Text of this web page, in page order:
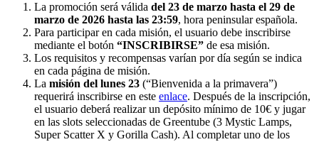
La promoción será válida del 23 de marzo hasta el 29 de
marzo de 2026 hasta las 23:59, hora peninsular española.
Para participar en cada misión, el usuario debe inscribirse
mediante el botón “INSCRIBIRSE” de esa misión.
Los requisitos y recompensas varían por día según se indica
en cada página de misión.
La misión del lunes 23 (“Bienvenida a la primavera”)
requerirá inscribirse en este enlace. Después de la inscripción,
el usuario deberá realizar un depósito mínimo de 10€ y jugar
en las slots seleccionadas de Greentube (3 Mystic Lamps,
Super Scatter X y Gorilla Cash). Al completar uno de los